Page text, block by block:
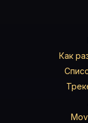
Как